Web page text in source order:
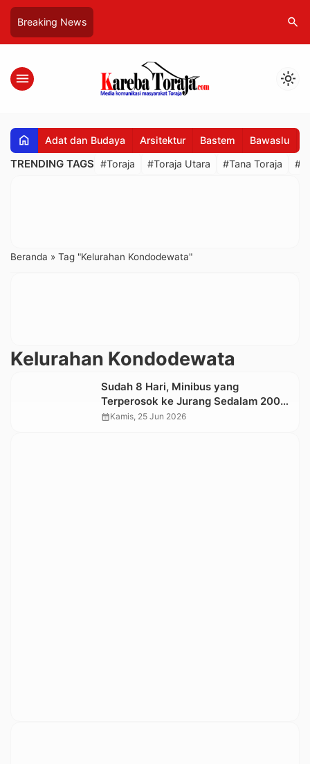
Breaking News search
menu light_mode
home Adat dan Budaya Arsitektur Bastem Bawaslu
TRENDING TAGS #Toraja #Toraja Utara #Tana Toraja
Beranda » Tag "Kelurahan Kondodewata"
Kelurahan Kondodewata
Sudah 8 Hari, Minibus yang
Terperosok ke Jurang Sedalam 200
Meter di Mappak Tana Toraja Belum
calendar_monthKamis, 25 Jun 2026